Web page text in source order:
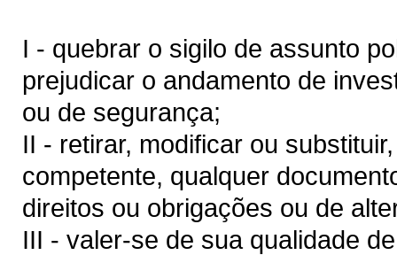
I - quebrar o sigilo de assunto
prejudicar o andamento de
ou de segurança;
II - retirar, modificar ou
competente, qualquer
direitos ou obrigações ou de
III - valer-se de sua qualidade